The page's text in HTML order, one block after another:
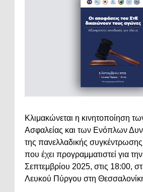
Κλιμακώνεται η κινητοποίηση
Ασφαλείας και των Ενόπλων
της πανελλαδικής συγκέντρωσης
που έχει προγραμματιστεί για
Σεπτεμβρίου 2025, στις 18:00,
Λευκού Πύργου στη